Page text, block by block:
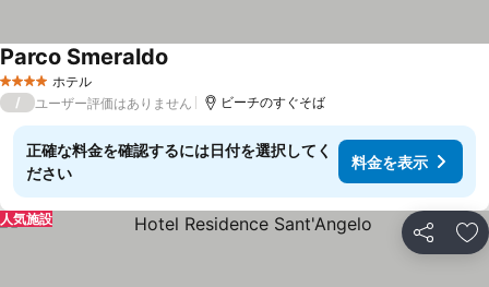
4 ホテルのランク
ホテル
Parco Smeraldo
/ ユーザー評価はありません ビーチのすぐそば
正確な料金を確認するには日付を選択してく
ださい
料金を表示
シェア お
人気施設